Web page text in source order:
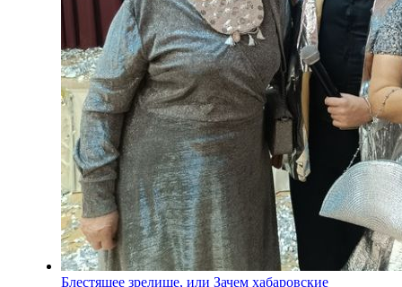
Блестящее зрелище, или Зачем хабаровские